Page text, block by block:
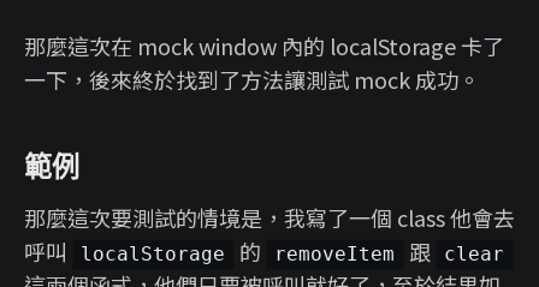
那麼這次在 mock window 內的 localStorage 卡了
一下，後來終於找到了方法讓測試 mock 成功。
範例
那麼這次要測試的情境是，我寫了一個 class 他會去
呼叫
localStorage 的 removeItem 跟 clear